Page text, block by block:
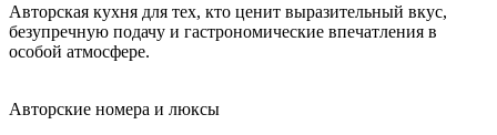
Авторская кухня для тех, кто ценит выразительный вкус,
безупречную подачу и гастрономические впечатления в
особой атмосфере.
Авторские номера и люксы